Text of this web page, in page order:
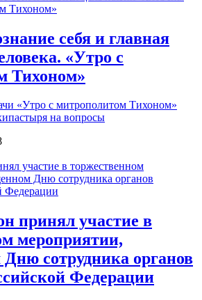
себя и главная
«Утро с
Тихоном»
«Утро с митрополитом Тихоном»
на вопросы
принял участие в
мероприятии,
сотрудника органов
Федерации